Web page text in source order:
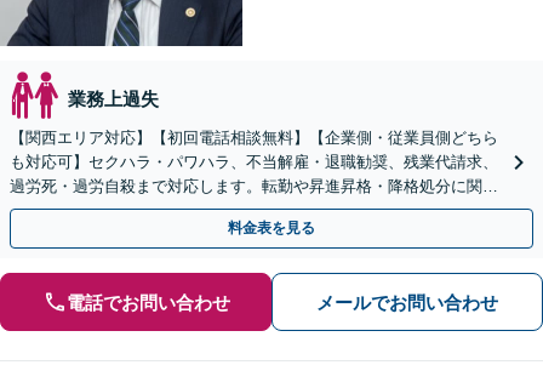
業務上過失
【関西エリア対応】【初回電話相談無料】【企業側・従業員側どちら
も対応可】セクハラ・パワハラ、不当解雇・退職勧奨、残業代請求、
過労死・過労自殺まで対応します。転勤や昇進昇格・降格処分に関す
る問題もご相談ください【完全個室】【大阪天満宮駅すぐ】
料金表を見る
電話でお問い合わせ メールでお問い合わせ